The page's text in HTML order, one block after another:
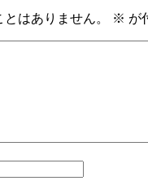
はありません。 ※ が